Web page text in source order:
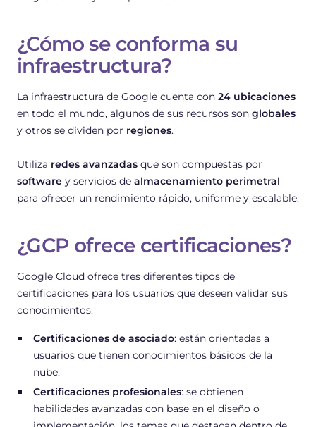
¿Cómo se conforma su
infraestructura?
La infraestructura de Google cuenta con 24 ubicaciones
en todo el mundo, algunos de sus recursos son globales
y otros se dividen por regiones.
Utiliza redes avanzadas que son compuestas por
software y servicios de almacenamiento perimetral
para ofrecer un rendimiento rápido, uniforme y escalable.
¿GCP ofrece certificaciones?
Google Cloud ofrece tres diferentes tipos de
certificaciones para los usuarios que deseen validar sus
conocimientos:
Certificaciones de asociado: están orientadas a
usuarios que tienen conocimientos básicos de la
nube.
Certificaciones profesionales: se obtienen
habilidades avanzadas con base en el diseño o